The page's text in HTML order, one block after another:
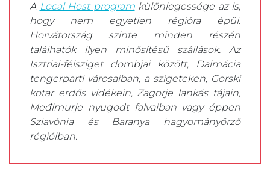
A Local Host programkülönlegessége az is,
hogy nem egyetlen régióra épül.
Horvátország szinte minden részén
találhatók ilyen minősítésű szállások. Az
Isztriai-félsziget dombjai között, Dalmácia
tengerparti városaiban, a szigeteken, Gorski
kotar erdős vidékein, Zagorje lankás tájain,
Međimurje nyugodt falvaiban vagy éppen
Szlavónia és Baranya hagyományőrző
régióiban.